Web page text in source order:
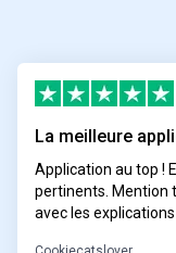
La meilleure
Application au top !
pertinents. Mention
avec les